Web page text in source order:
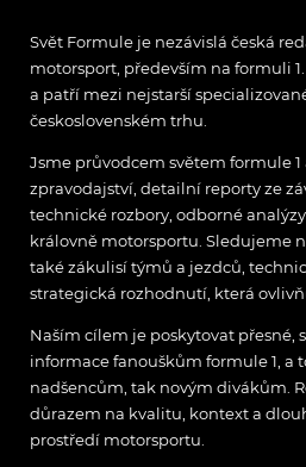
Svět Formule je nezávislá česká
motorsport, především na formuli
a patří mezi nejstarší
československém trhu.
Jsme průvodcem světem formule
zpravodajství, detailní reporty ze
technické rozbory, odborné
královně motorsportu. Sledujeme
také zákulisí týmů a jezdců,
strategická rozhodnutí, která
Naším cílem je poskytovat přesné,
informace fanouškům formule 1, a
nadšencům, tak novým divákům.
důrazem na kvalitu, kontext a
prostředí motorsportu.